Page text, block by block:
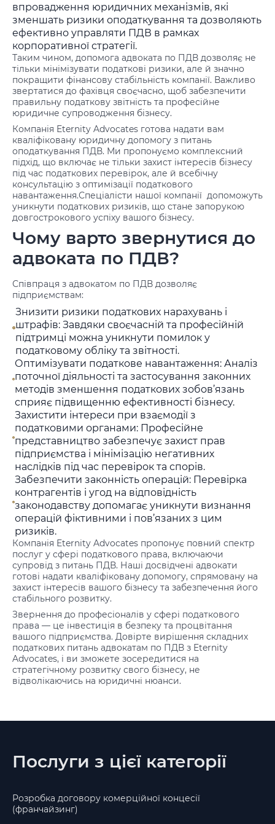
впровадження юридичних механізмів, які
зменшать ризики оподаткування та дозволяють
ефективно управляти ПДВ в рамках
корпоративної стратегії.
Таким чином, допомога адвоката по ПДВ дозволяє не
тільки мінімізувати податкові ризики, але й значно
покращити фінансову стабільність компанії. Важливо
звертатися до фахівця своєчасно, щоб забезпечити
правильну податкову звітність та професійне
юридичне супроводження бізнесу.
Компанія Eternity Advocates готова надати вам
кваліфіковану юридичну допомогу з питань
оподаткування ПДВ. Ми пропонуємо комплексний
підхід, що включає не тільки захист інтересів бізнесу
під час податкових перевірок, але й всебічну
консультацію з оптимізації податкового
навантаження.Спеціалісти нашої компанії допоможуть
уникнути податкових ризиків, що стане запорукою
довгострокового успіху вашого бізнесу.
Чому варто звернутися до
адвоката по ПДВ?
Співпраця з адвокатом по ПДВ дозволяє
підприємствам:
Знизити ризики податкових нарахувань і
штрафів: Завдяки своєчасній та професійній
підтримці можна уникнути помилок у
податковому обліку та звітності.
Оптимізувати податкове навантаження: Аналіз
поточної діяльності та застосування законних
методів зменшення податкових зобов’язань
сприяє підвищенню ефективності бізнесу.
Захистити інтереси при взаємодії з
податковими органами: Професійне
представництво забезпечує захист прав
підприємства і мінімізацію негативних
наслідків під час перевірок та спорів.
Забезпечити законність операцій: Перевірка
контрагентів і угод на відповідність
законодавству допомагає уникнути визнання
операцій фіктивними і пов’язаних з цим
ризиків.
Компанія Eternity Advocates пропонує повний спектр
послуг у сфері податкового права, включаючи
супровід з питань ПДВ. Наші досвідчені адвокати
готові надати кваліфіковану допомогу, спрямовану на
захист інтересів вашого бізнесу та забезпечення його
стабільного розвитку.
Звернення до професіоналів у сфері податкового
права — це інвестиція в безпеку та процвітання
вашого підприємства. Довірте вирішення складних
податкових питань адвокатам по ПДВ з Eternity
Advocates, і ви зможете зосередитися на
стратегічному розвитку свого бізнесу, не
відволікаючись на юридичні нюанси.
Послуги з цієї категорії
Розробка договору комерційної концесії
(франчайзинг)